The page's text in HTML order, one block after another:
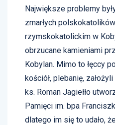
Największe problemy
zmarłych
rzymskokatolickim w
obrzucane kamieniami
Kobylan. Mimo to łęccy
kościół, plebanię,
ks. Roman Jagiełło
Pamięci im. bpa
dlatego im się to udało,